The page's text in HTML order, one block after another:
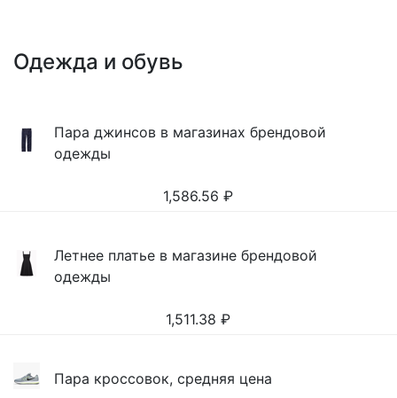
Одежда и обувь
Пара джинсов в магазинах брендовой
одежды
1,586.56 ₽
Летнее платье в магазине брендовой
одежды
1,511.38 ₽
Пара кроссовок, средняя цена